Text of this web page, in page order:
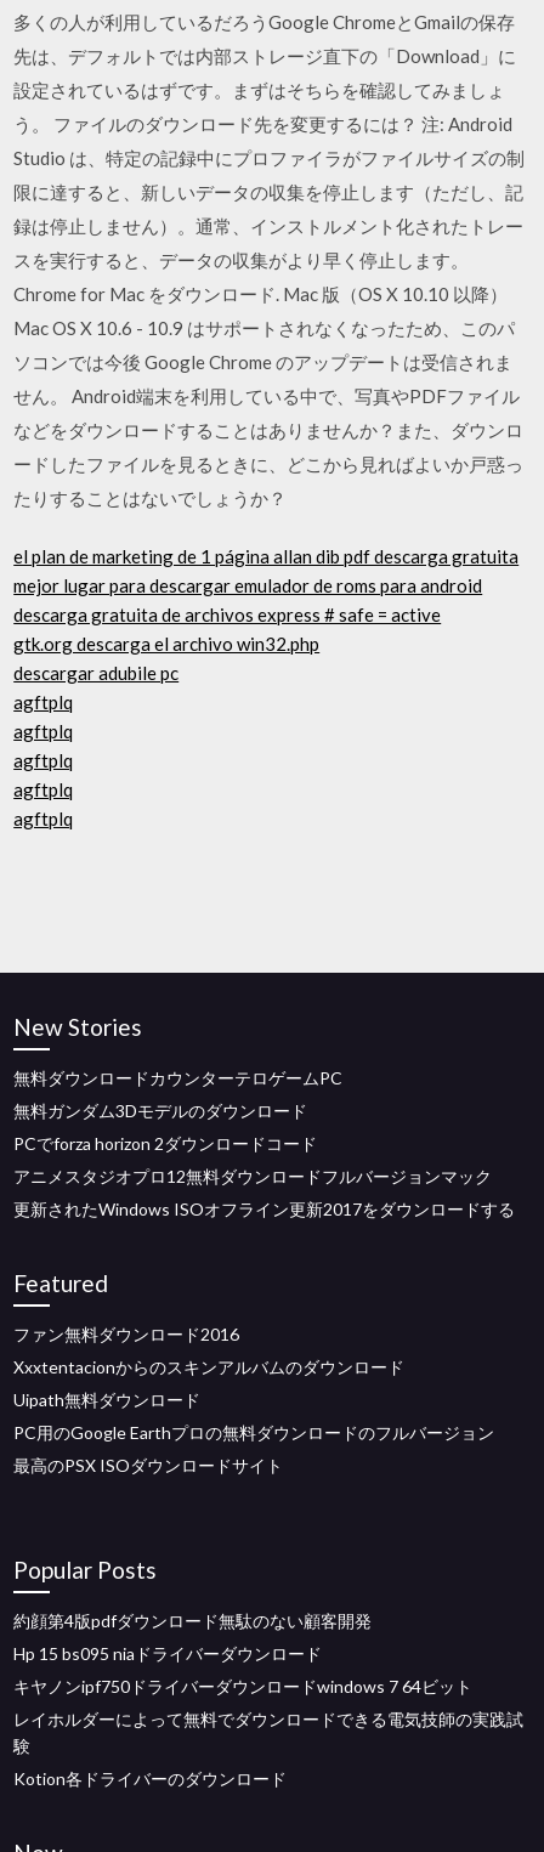
多くの人が利用しているだろうGoogle ChromeとGmailの保存
先は、デフォルトでは内部ストレージ直下の「Download」に
設定されているはずです。まずはそちらを確認してみましょ
う。 ファイルのダウンロード先を変更するには？ 注: Android
Studio は、特定の記録中にプロファイラがファイルサイズの制
限に達すると、新しいデータの収集を停止します（ただし、記
録は停止しません）。通常、インストルメント化されたトレー
スを実行すると、データの収集がより早く停止します。
Chrome for Mac をダウンロード. Mac 版（OS X 10.10 以降）
Mac OS X 10.6 - 10.9 はサポートされなくなったため、このパ
ソコンでは今後 Google Chrome のアップデートは受信されま
せん。 Android端末を利用している中で、写真やPDFファイル
などをダウンロードすることはありませんか？また、ダウンロ
ードしたファイルを見るときに、どこから見ればよいか戸惑っ
たりすることはないでしょうか？
el plan de marketing de 1 página allan dib pdf descarga gratuita
mejor lugar para descargar emulador de roms para android
descarga gratuita de archivos express # safe = active
gtk.org descarga el archivo win32.php
descargar adubile pc
agftplq
agftplq
agftplq
agftplq
agftplq
New Stories
無料ダウンロードカウンターテロゲームPC
無料ガンダム3Dモデルのダウンロード
PCでforza horizo​​n 2ダウンロードコード
アニメスタジオプロ12無料ダウンロードフルバージョンマック
更新されたWindows ISOオフライン更新2017をダウンロードする
Featured
ファン無料ダウンロード2016
Xxxtentacionからのスキンアルバムのダウンロード
Uipath無料ダウンロード
PC用のGoogle Earthプロの無料ダウンロードのフルバージョン
最高のPSX ISOダウンロードサイト
Popular Posts
約顔第4版pdfダウンロード無駄のない顧客開発
Hp 15 bs095 niaドライバーダウンロード
キヤノンipf750ドライバーダウンロードwindows 7 64ビット
レイホルダーによって無料でダウンロードできる電気技師の実践試
験
Kotion各ドライバーのダウンロード